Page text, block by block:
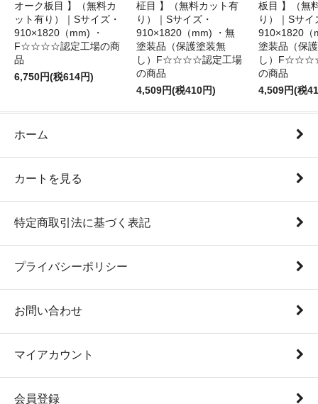
オーク板目 】（無料カ
ット有り）｜Sサイズ・
910×1820（mm) ・
F☆☆☆☆認定工場の商
品
6,750円(税614円)
柾目 】（無料カット有
り）｜Sサイズ・
910×1820（mm) ・無
塗装品（保護塗装無
し）F☆☆☆☆認定工場
の商品
4,509円(税410円)
板目 】（無
り）｜Sサイ
910×1820（
塗装品（保
し）
の商品
4,509円(税
ホーム
カートを見る
特定商取引法に基づく表記
プライバシーポリシー
お問い合わせ
マイアカウント
会員登録